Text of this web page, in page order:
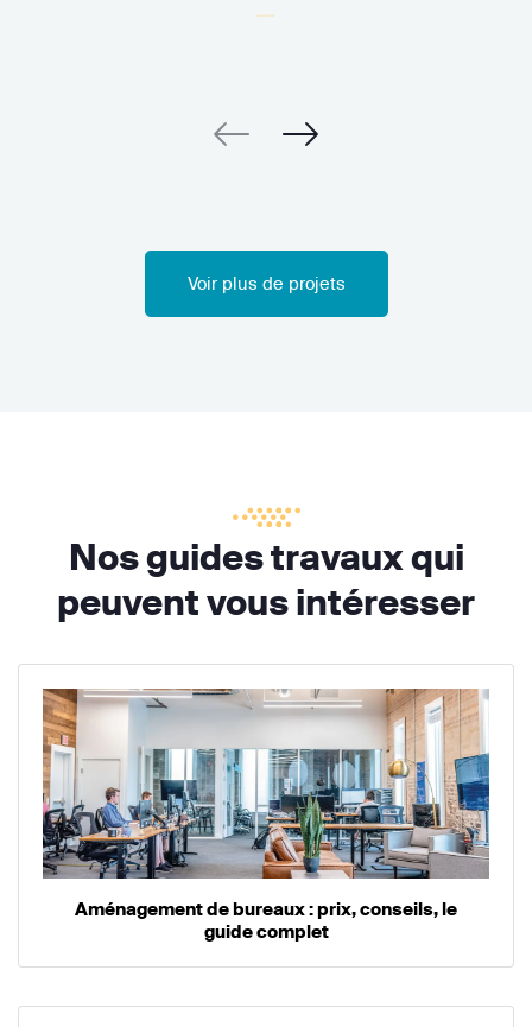
Voir plus de projets
Nos guides travaux qui
peuvent vous intéresser
Aménagement de bureaux : prix, conseils, le
guide complet